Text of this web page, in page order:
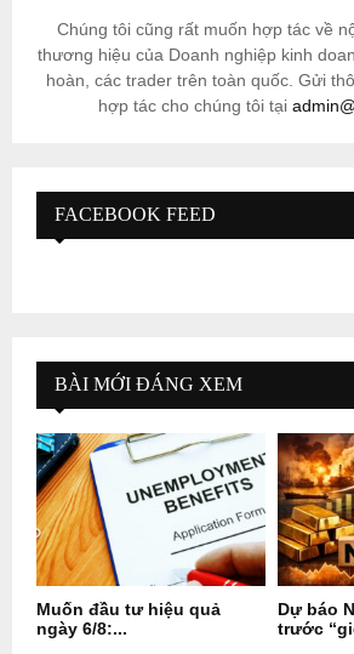
Chúng tôi cũng rất muốn hợp tác về
thương hiệu của Doanh nghiệp kinh
hoàn, các trader trên toàn quốc. Gửi
hợp tác cho chúng tôi tại
FACEBOOK FEED
BÀI MỚI ĐÁNG XEM
Muốn đầu tư hiệu quả
ngày 6/8:...
Dự báo
trước